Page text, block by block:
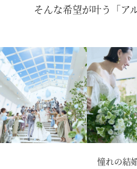
そんな希望が叶う「ア
憧れの結